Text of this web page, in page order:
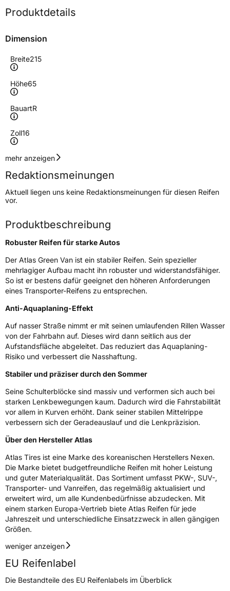
Produktdetails
Dimension
Breite215
Höhe65
BauartR
Zoll16
Geschwindigkeitsindex
Höchstgeschwindigkeit
180 km/h
Lastindex109
Höchstlast1030 kg
Generelle Merkmale
FahrzeugtypTransporter
VerwendungSommerreifen
Modellname
Green Van
Weitere Eigenschaften
Schlauchtyp TL
ZustandNeureifen
C-ReifenJa
EffizienzD
Nasshaftung C
Rollgeräusch (Klasse)A
Rollgeräusch (dB)69
FahrzeugklasseC2
3PMSF / Schneeflockensymbol / Alpine-SymbolNein
mehr anzeigen
Redaktionsmeinungen
Aktuell liegen uns keine Redaktionsmeinungen für diesen Reifen
vor.
Produktbeschreibung
Robuster Reifen für starke Autos
Der Atlas Green Van ist ein stabiler Reifen. Sein spezieller
mehrlagiger Aufbau macht ihn robuster und widerstandsfähiger.
So ist er bestens dafür geeignet den höheren Anforderungen
eines Transporter-Reifens zu entsprechen.
Anti-Aquaplaning-Effekt
Auf nasser Straße nimmt er mit seinen umlaufenden Rillen Wasser
von der Fahrbahn auf. Dieses wird dann seitlich aus der
Aufstandsfläche abgeleitet. Das reduziert das Aquaplaning-
Risiko und verbessert die Nasshaftung.
Stabiler und präziser durch den Sommer
Seine Schulterblöcke sind massiv und verformen sich auch bei
starken Lenkbewegungen kaum. Dadurch wird die Fahrstabilität
vor allem in Kurven erhöht. Dank seiner stabilen Mittelrippe
verbessern sich der Geradeauslauf und die Lenkpräzision.
Über den Hersteller Atlas
Atlas Tires ist eine Marke des koreanischen Herstellers Nexen.
Die Marke bietet budgetfreundliche Reifen mit hoher Leistung
und guter Materialqualität. Das Sortiment umfasst PKW-, SUV-,
Transporter- und Vanreifen, das regelmäßig aktualisiert und
erweitert wird, um alle Kundenbedürfnisse abzudecken. Mit
einem starken Europa-Vertrieb biete Atlas Reifen für jede
Jahreszeit und unterschiedliche Einsatzzweck in allen gängigen
Größen.
weniger anzeigen
EU Reifenlabel
Die Bestandteile des EU Reifenlabels im Überblick